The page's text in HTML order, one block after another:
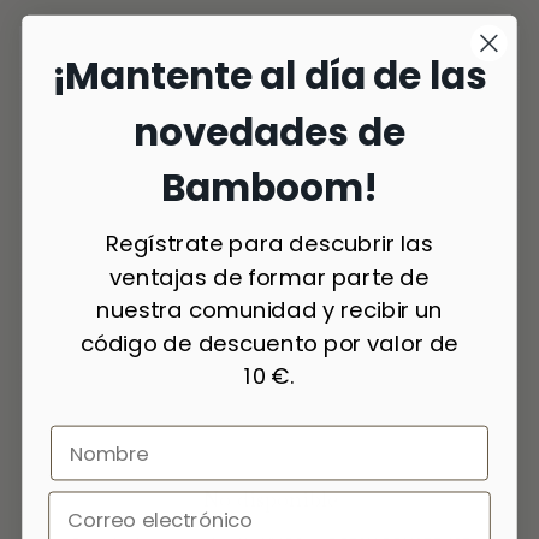
No disponible
¡Mantente al día de las
novedades de
Bamboom!
Regístrate para descubrir las
ventajas de formar parte de
nuestra comunidad y recibir un
código de descuento por valor de
10 €.